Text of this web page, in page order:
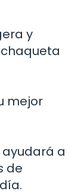
y
mejor
ayudará a
de